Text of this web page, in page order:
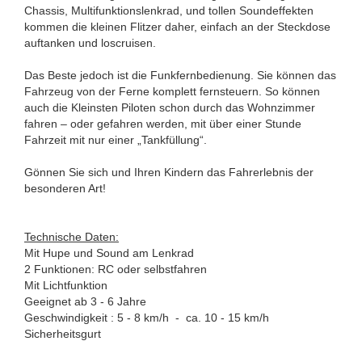
Chassis, Multifunktionslenkrad, und tollen Soundeffekten
kommen die kleinen Flitzer daher, einfach an der Steckdose
auftanken und loscruisen.
Das Beste jedoch ist die Funkfernbedienung. Sie können das
Fahrzeug von der Ferne komplett fernsteuern. So können
auch die Kleinsten Piloten schon durch das Wohnzimmer
fahren – oder gefahren werden, mit über einer Stunde
Fahrzeit mit nur einer „Tankfüllung“.
Gönnen Sie sich und Ihren Kindern das Fahrerlebnis der
besonderen Art!
Technische Daten:
Mit Hupe und Sound am Lenkrad
2 Funktionen: RC oder selbstfahren
Mit Lichtfunktion
Geeignet ab 3 - 6 Jahre
Geschwindigkeit : 5 - 8 km/h - ca. 10 - 15 km/h
Sicherheitsgurt